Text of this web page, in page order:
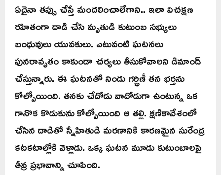
ఏదైనా తప్పు చేస్తే మందలించాలేగాని.. ఇలా విచక్షణ
రహితంగా దాడి చేసి మృతుడి కుటుంబ సభ్యులు
బంధువులు యువకులు. ఎటువంటి ఘటనలు
పునరావృతం కాకుండా చర్యలు తీసుకోవాలని డిమాండ్
చేస్తున్నారు. ఈ ఘటనతో నిండు గర్భిణీ తన భర్తను
కోల్పోయింది. తనకు చేదోడు వాదోడుగా ఉంటున్న ఒక
గానొక కొడుకును కోల్పోయింది ఆ తల్లి. క్షణికావేశంలో
చేసిన దాడితో స్నేహితుడి మరణానికి కారణమైన సురేంద్ర
కటకటాల్లోకి వెళ్లాడు. ఒక్క ఘటన మూడు కుటుంబాలపై
తీవ్ర ప్రభావాన్ని చూపింది.